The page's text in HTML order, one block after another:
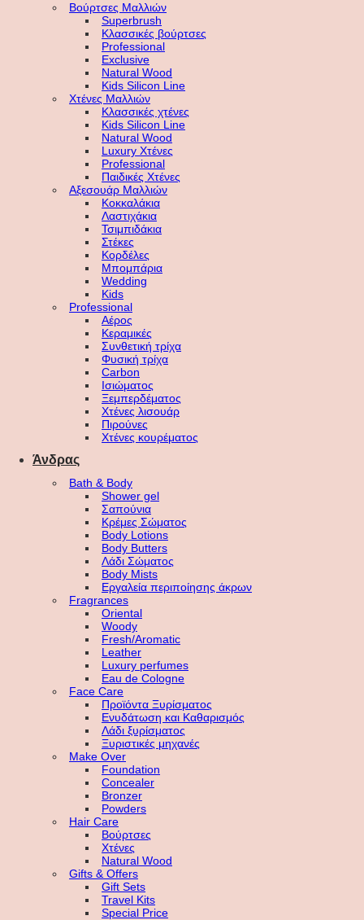
Βούρτσες Μαλλιών
Superbrush
Κλασσικές βούρτσες
Professional
Exclusive
Natural Wood
Kids Silicon Line
Χτένες Μαλλιών
Κλασσικές χτένες
Kids Silicon Line
Natural Wood
Luxury Χτένες
Professional
Παιδικές Χτένες
Αξεσουάρ Μαλλιών
Κοκκαλάκια
Λαστιχάκια
Τσιμπιδάκια
Στέκες
Κορδέλες
Μπομπάρια
Wedding
Kids
Professional
Αέρος
Κεραμικές
Συνθετική τρίχα
Φυσική τρίχα
Carbon
Ισιώματος
Ξεμπερδέματος
Χτένες λισουάρ
Πιρούνες
Χτένες κουρέματος
Άνδρας
Bath & Body
Shower gel
Σαπούνια
Κρέμες Σώματος
Body Lotions
Body Butters
Λάδι Σώματος
Body Mists
Εργαλεία περιποίησης άκρων
Fragrances
Oriental
Woody
Fresh/Aromatic
Leather
Luxury perfumes
Eau de Cologne
Face Care
Προϊόντα Ξυρίσματος
Ενυδάτωση και Καθαρισμός
Λάδι ξυρίσματος
Ξυριστικές μηχανές
Make Over
Foundation
Concealer
Bronzer
Powders
Hair Care
Βούρτσες
Χτένες
Natural Wood
Gifts & Offers
Gift Sets
Travel Kits
Special Price